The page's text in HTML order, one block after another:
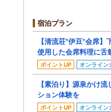
宿泊プラン
【清流荘"伊豆"会席
使用した会席料理に舌
ポイントUP オンライン
【素泊り】源泉かけ
ション体験を
ポイントUP オンライン